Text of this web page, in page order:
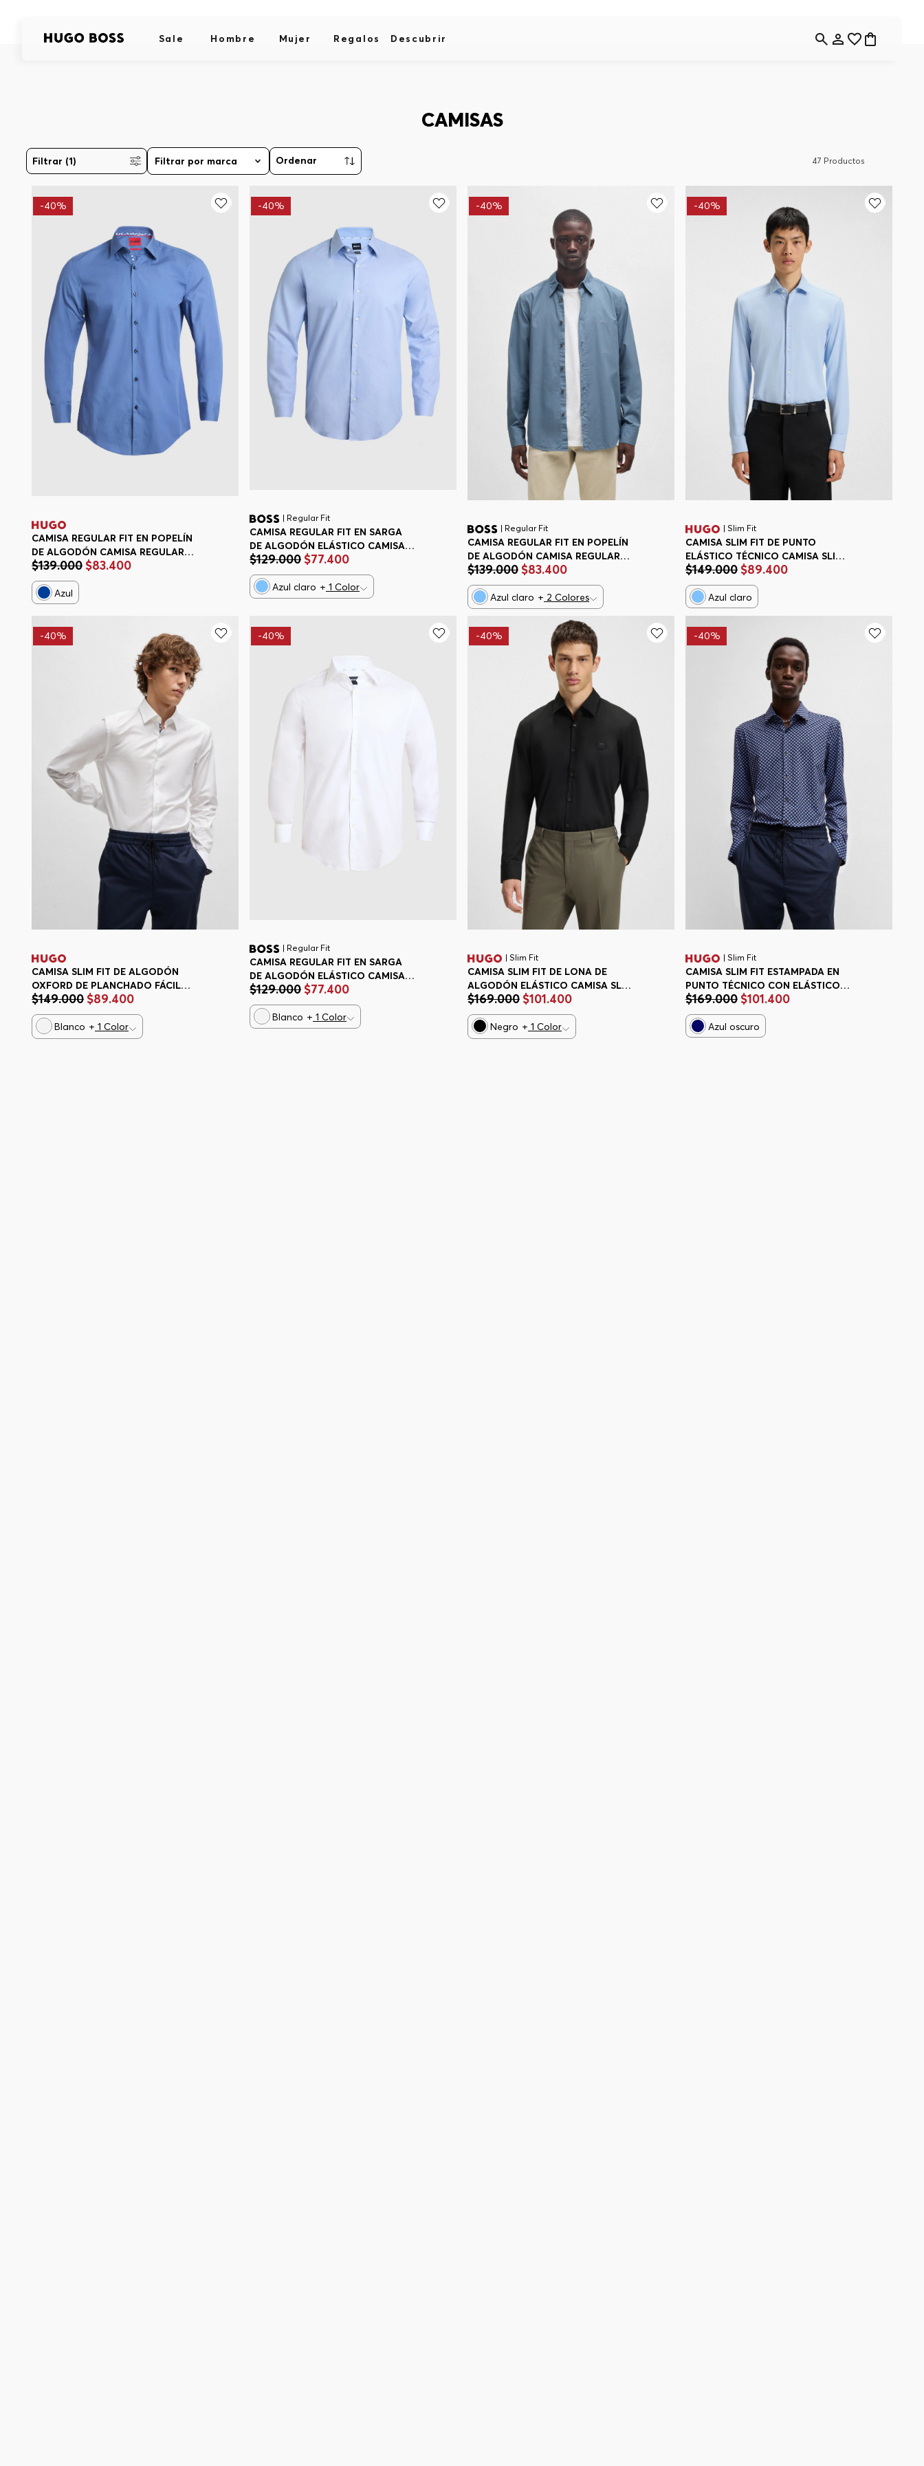
Sale Hombre Mujer Regalos Descubrir
CAMISAS
Filtrar (1) Filtrar por marca 47 Productos
-40%
CAMISA REGULAR FIT EN POPELÍN
DE ALGODÓN CAMISA REGULAR
FIT HOMBRE
$139.000 $83.400
Azul
-40%
| Regular Fit
CAMISA REGULAR FIT EN SARGA
DE ALGODÓN ELÁSTICO CAMISA
REGULAR FIT HOMBRE
$129.000 $77.400
Azul claro + 1 Color
-40%
| Regular Fit
CAMISA REGULAR FIT EN POPELÍN
DE ALGODÓN CAMISA REGULAR
FIT HOMBRE
$139.000 $83.400
Azul claro + 2 Colores
-40%
| Slim Fit
CAMISA SLIM FIT DE PUNTO
ELÁSTICO TÉCNICO CAMISA SLIM
FIT HOMBRE
$149.000 $89.400
Azul claro
-40%
CAMISA SLIM FIT DE ALGODÓN
OXFORD DE PLANCHADO FÁCIL
CAMISA SLIM FIT HOMBRE
$149.000 $89.400
Blanco + 1 Color
-40%
| Regular Fit
CAMISA REGULAR FIT EN SARGA
DE ALGODÓN ELÁSTICO CAMISA
REGULAR FIT HOMBRE
$129.000 $77.400
Blanco + 1 Color
-40%
| Slim Fit
CAMISA SLIM FIT DE LONA DE
ALGODÓN ELÁSTICO CAMISA SLIM
FIT HOMBRE
$169.000 $101.400
Negro + 1 Color
-40%
| Slim Fit
CAMISA SLIM FIT ESTAMPADA EN
PUNTO TÉCNICO CON ELÁSTICO
CAMISA SLIM FIT HOMBRE
$169.000 $101.400
Azul oscuro